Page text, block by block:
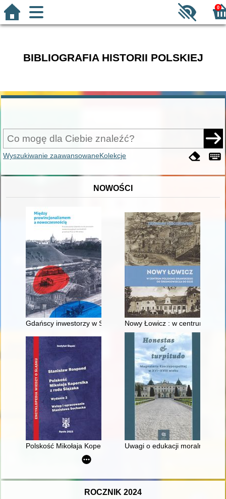
0
BIBLIOGRAFIA HISTORII POLSKIEJ
Wyszukiwanie zaawansowaneKolekcje
NOWOŚCI
Gdańscy inwestorzy w Sopocie : prestiż finansowy i
Nowy Łowicz : w centrum
Polskość Mikołaja Kopernika z rodu ŚlązakaUwagi o edukacji moralnej
ROCZNIK 2024